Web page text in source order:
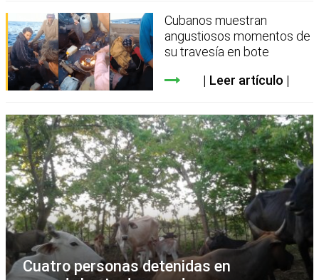
Cubanos muestran
angustiosos momentos de
su travesía en bote
Leer artículo
Cuatro personas detenidas en